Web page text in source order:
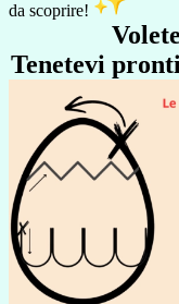
da scoprire!
Tenetevi